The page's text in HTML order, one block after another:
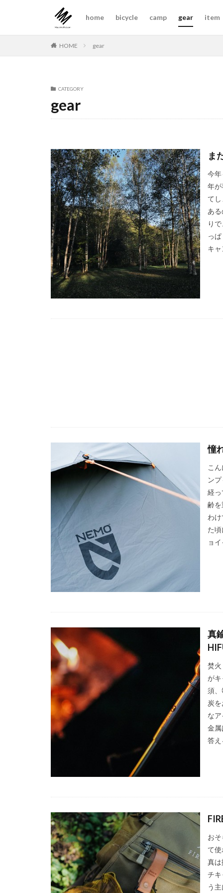
home bicycle camp gear item
HOME gear
CATEGORY
gear
ま
今
年
て
あ
り
っ
キ
憧
こ
ン
経
齢
わ
た
ョ
真
焚
が
須
炭
な
金
答
お
て
真は
チキ
う